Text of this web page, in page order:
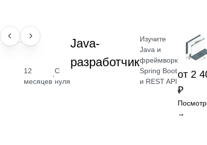
ПРОФЕССИЯ
12
месяцев
·
С
нуля
Java-
разработчик
Изучите
Java и
фреймворк
Spring Boot
и REST API
от 2
₽
→